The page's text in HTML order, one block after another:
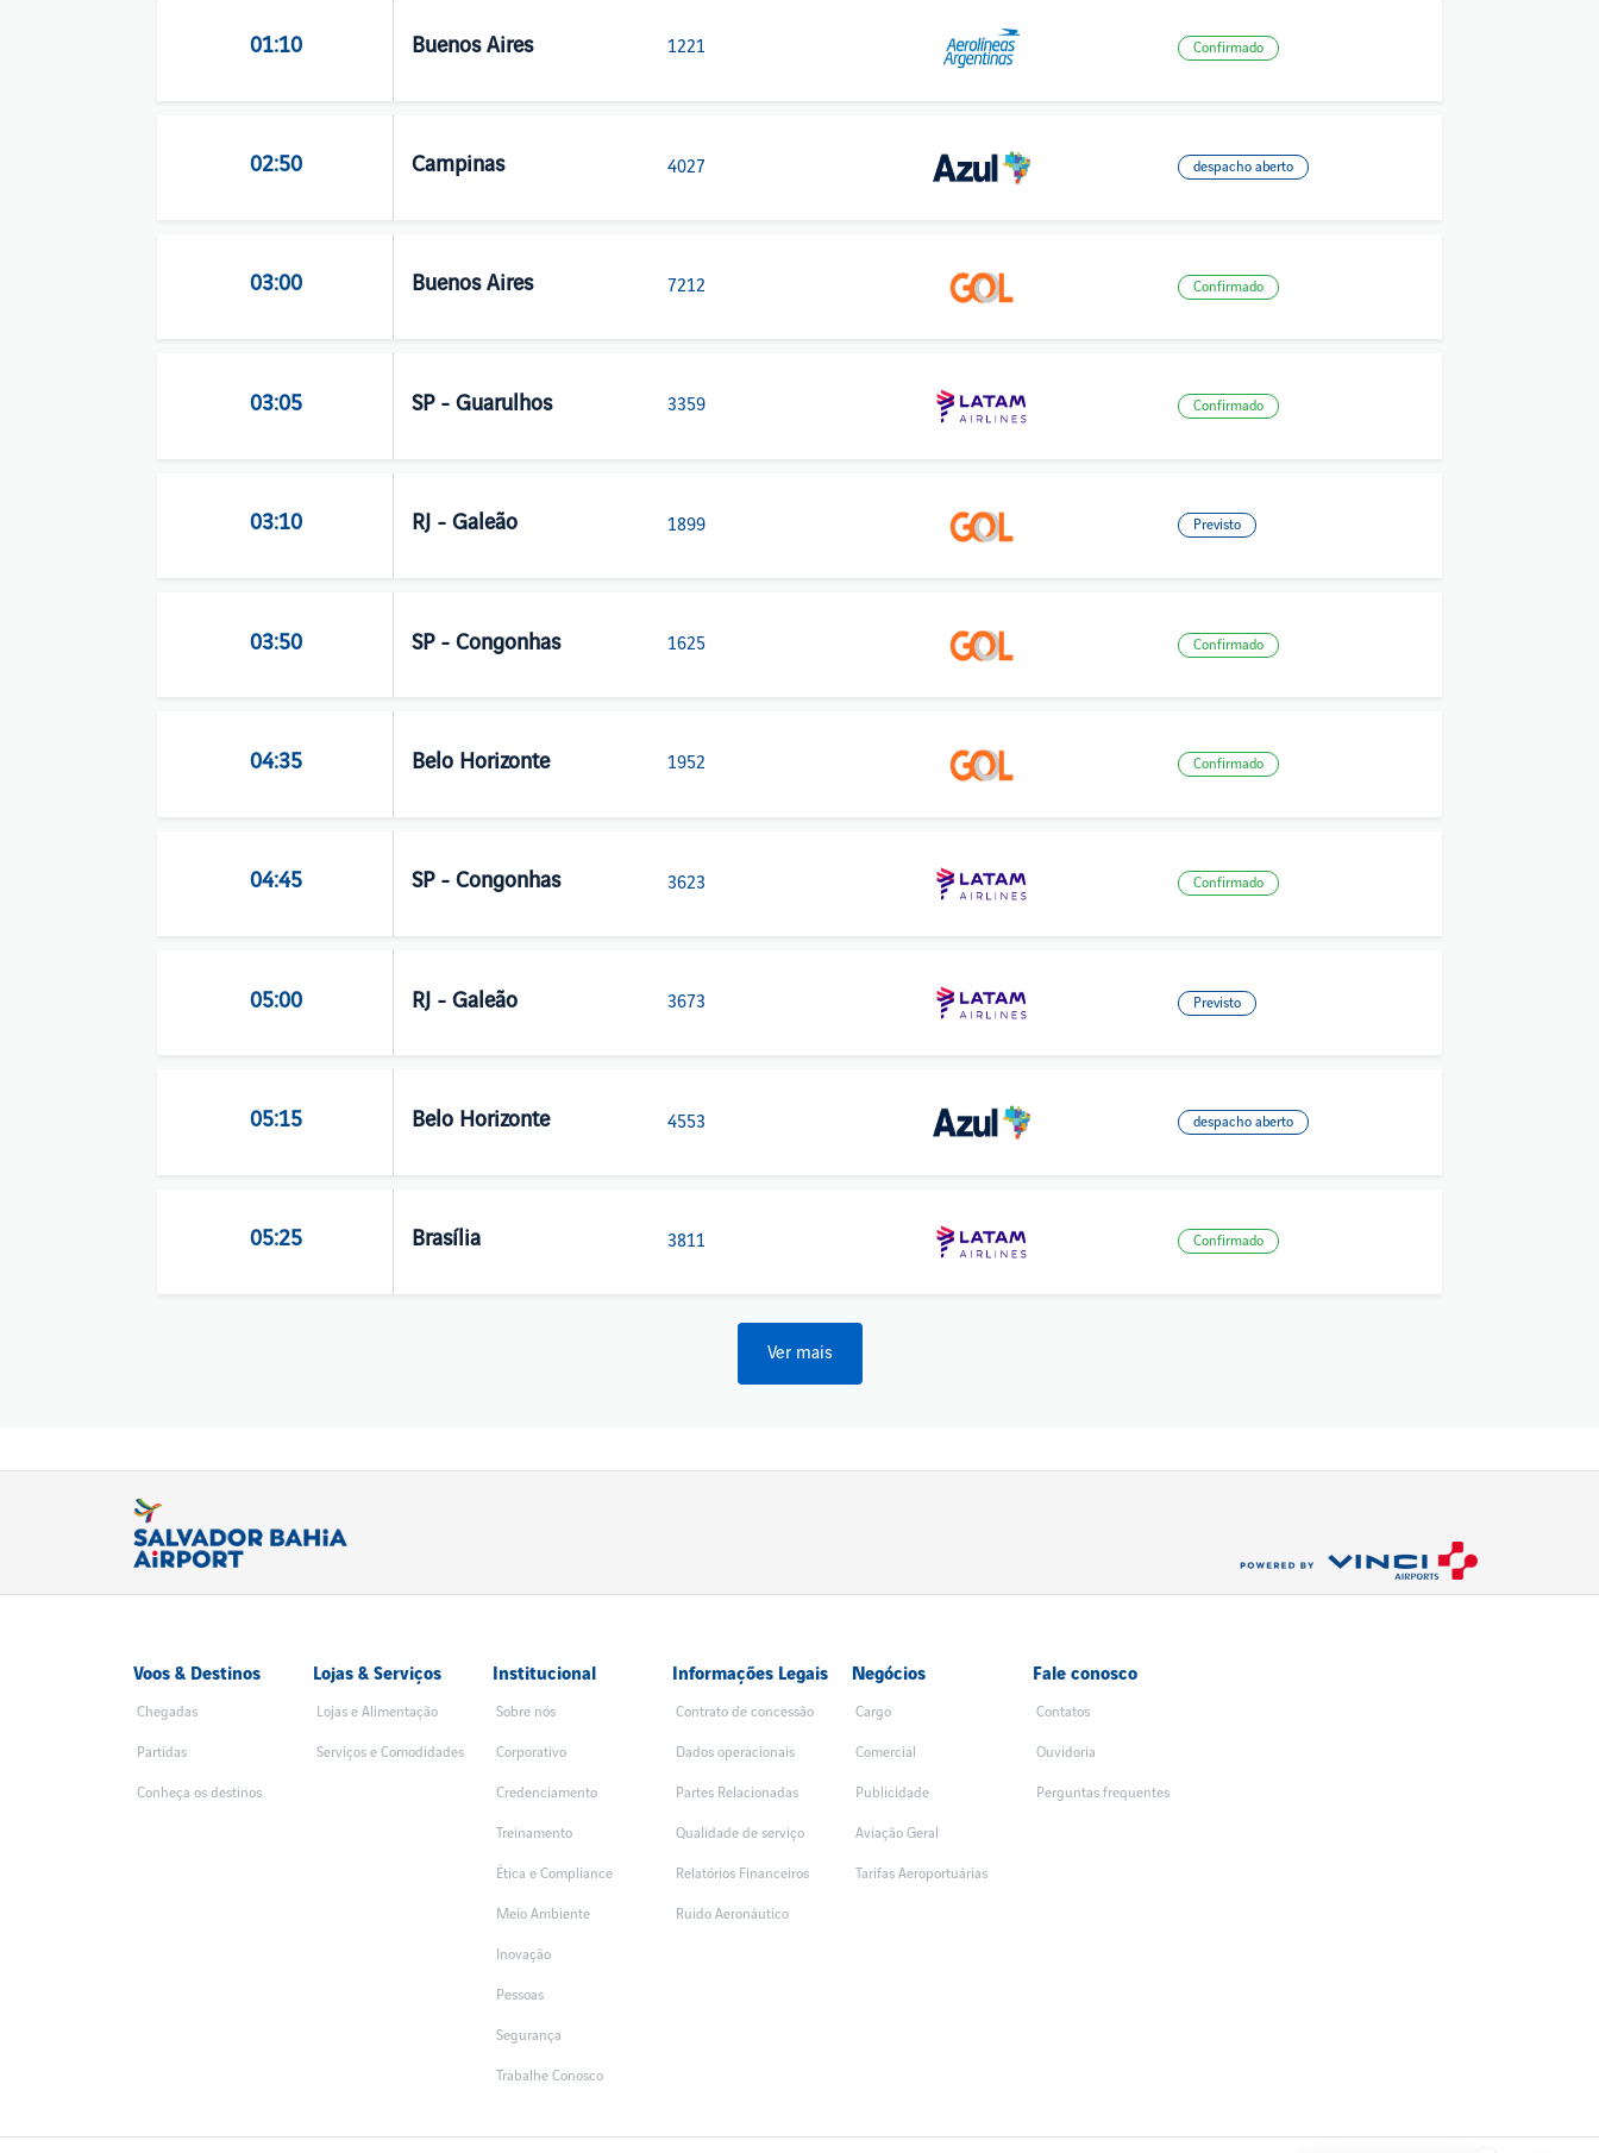
01:10 Buenos Aires 1221 Confirmado
02:50 Campinas 4027 despacho aberto
03:00 Buenos Aires 7212 Confirmado
03:05 SP - Guarulhos 3359 Confirmado
03:10 RJ - Galeão 1899 Previsto
03:50 SP - Congonhas 1625 Confirmado
04:35 Belo Horizonte 1952 Confirmado
04:45 SP - Congonhas 3623 Confirmado
05:00 RJ - Galeão 3673 Previsto
05:15 Belo Horizonte 4553 despacho aberto
05:25 Brasília 3811 Confirmado
Ver mais
Voos & Destinos
Chegadas
Partidas
Conheça os destinos
Lojas & Serviços
Lojas e Alimentação
Serviços e Comodidades
Institucional
Sobre nós
Corporativo
Credenciamento
Treinamento
Ética e Compliance
Meio Ambiente
Inovação
Pessoas
Segurança
Trabalhe Conosco
Informações Legais
Contrato de concessão
Dados operacionais
Partes Relacionadas
Qualidade de serviço
Relatórios Financeiros
Ruido Aeronáutico
Negócios
Cargo
Comercial
Publicidade
Aviação Geral
Tarifas Aeroportuárias
Fale conosco
Contatos
Ouvidoria
Perguntas frequentes